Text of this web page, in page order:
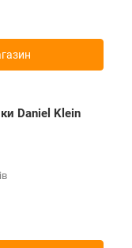
Daniel Klein